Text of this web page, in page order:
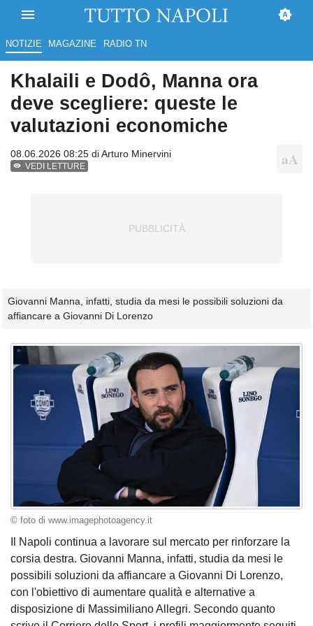
NOTIZIE MAGAZINE RADIO TN
Khalaili e Dodô, Manna ora
deve scegliere: queste le
valutazioni economiche
08.06.2026 08:25 diArturo Minervini
VEDI LETTURE
Giovanni Manna, infatti, studia da mesi le possibili soluzioni da
affiancare a Giovanni Di Lorenzo
© foto di www.imagephotoagency.it
Il Napoli continua a lavorare sul mercato per rinforzare la
corsia destra. Giovanni Manna, infatti, studia da mesi le
possibili soluzioni da affiancare a Giovanni Di Lorenzo,
con l'obiettivo di aumentare qualità e alternative a
disposizione di Massimiliano Allegri. Secondo quanto